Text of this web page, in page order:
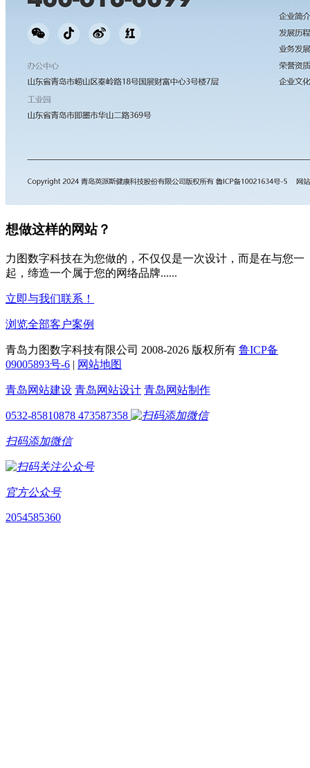
想做这样的网站？
力图数字科技在为您做的，不仅仅是一次设计，而是在与您一
起，缔造一个属于您的网络品牌......
立即与我们联系！
浏览全部客户案例
青岛力图数字科技有限公司 2008-2026 版权所有 鲁ICP备
09005893号-6 | 网站地图
青岛网站建设 青岛网站设计 青岛网站制作
0532-85810878 473587358
扫码添加微信
官方公众号
2054585360